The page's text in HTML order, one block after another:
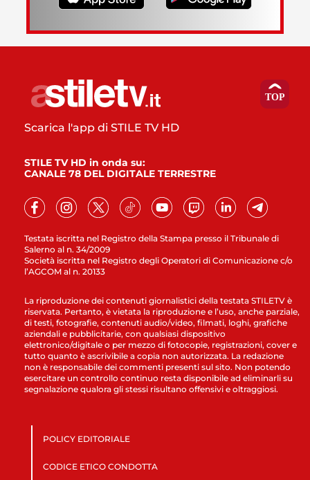
Testata iscritta nel Registro della Stampa presso il Tribunale di
Salerno al n. 34/2009
Società iscritta nel Registro degli Operatori di Comunicazione c/o
l’AGCOM al n. 20133
Scarica l'app di STILE TV HD
STILE TV HD in onda su:
CANALE 78 DEL DIGITALE TERRESTRE
La riproduzione dei contenuti giornalistici della testata STILETV è
riservata. Pertanto, è vietata la riproduzione e l’uso, anche parziale,
di testi, fotografie, contenuti audio/video, filmati, loghi, grafiche
aziendali e pubblicitarie, con qualsiasi dispositivo
elettronico/digitale o per mezzo di fotocopie, registrazioni, cover e
tutto quanto è ascrivibile a copia non autorizzata. La redazione
non è responsabile dei commenti presenti sul sito. Non potendo
esercitare un controllo continuo resta disponibile ad eliminarli su
segnalazione qualora gli stessi risultano offensivi e oltraggiosi.
POLICY EDITORIALE
CODICE ETICO CONDOTTA